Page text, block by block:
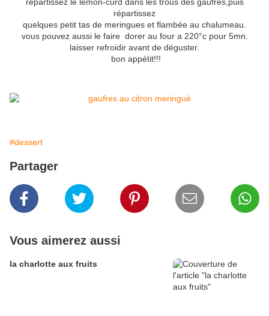
répartissez
quelques petit tas de meringues et flambée au chalumeau.
vous pouvez aussi le faire dorer au four a 220°c pour 5mn.
laisser refroidir avant de déguster.
bon appétit!!!
#dessert
Partager
Vous aimerez aussi
la charlotte aux fruits